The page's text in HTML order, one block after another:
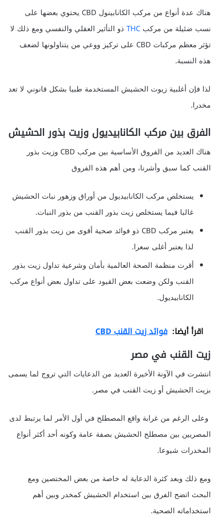
هناك عدة أنواع من مركب الكانابينول CBD يحتوي بعضها على
نسب ضئيلة من مركب THC ذو التأثير العقلي والنفسي ومع ذلك لا
تؤثر معظم مركبات CBD على تركيز ووعي من يتناولونها لضعف
هذه النسبة.
لذا فإن أغلبية زيوت الحشيش المستخدمة طبيا بشكل قانوني لا تعد
مخدرا.
الفرق بين مركب الكانابيديول وزيت بذور الحشيش
هناك العديد من الفروق الأساسية بين مركب CBD وزيت بذور
القنب كما سبق وأشرنا، ومن أهم هذه الفروق
يستخلص مركب الكانابيديول من أوراق وزهور نبات الحشيش
غالبا فيما يستخلص زيت بذور القنب من بذور النبات.
يعتبر مركب CBD ذو فوائد صحية أقوى من زيت بذور القنب
لذا يعتبر أغلى سعرا.
أقرت منظمة الصحة العالمية بأمان وشرعية تداول زيت بذور
القنب ولكن وضعت بعض القيود على تداول بعض أنواع مركب
الكانابيديول.
اقرأ أيضا: فوائد زيت القنب CBD
زيت القنب في مصر
انتشرت في الآونة الأخيرة العديد من الدعايات التي تروج لما يسمى
بزيت الحشيش أو زيت القنب في مصر.
وعلى الرغم من غرابة واقع المصطلح في أول الأمر لما يرتبط لدى
المصريين بين مصطلح الحشيش بصفة عامة وكونه أحد أكثر أنواع
المخدرات شيوعا.
ومع ذلك وبعد كثرة الدعاية له خاصة من بعض المختصين ومع
البحث اتضح الفرق بين استخدام الحشيش كمخدر وبين أهم
استخداماته الصحية.